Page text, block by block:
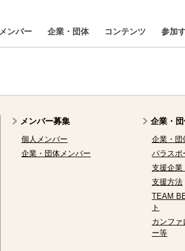
メンバー 企業・団体 コンテンツ 参加
メンバー募集
個人メンバー
企業・団体メンバー
企業・
企業・団
パラスポ
支援企業
支援方法
TEAM
ト
カンファ
ー等